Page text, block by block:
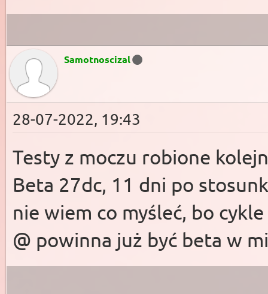
Samotnoscizal
28-07-2022, 19:43
Testy z moczu robione
Beta 27dc, 11 dni po
nie wiem co myśleć, bo
@ powinna już być beta w